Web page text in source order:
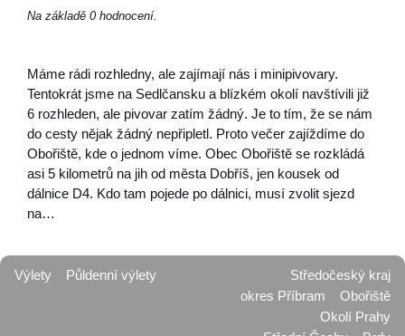
Na základě 0 hodnocení.
Máme rádi rozhledny, ale zajímají nás i minipivovary.
Tentokrát jsme na Sedlčansku a blízkém okolí navštívili již
6 rozhleden, ale pivovar zatím žádný. Je to tím, že se nám
do cesty nějak žádný nepřipletl. Proto večer zajíždíme do
Obořiště, kde o jednom víme. Obec Obořiště se rozkládá
asi 5 kilometrů na jih od města Dobříš, jen kousek od
dálnice D4. Kdo tam pojede po dálnici, musí zvolit sjezd
na…
Výlety Půldenní výlety
Středočeský kraj
okres Příbram
Obořiště
Okolí Prahy